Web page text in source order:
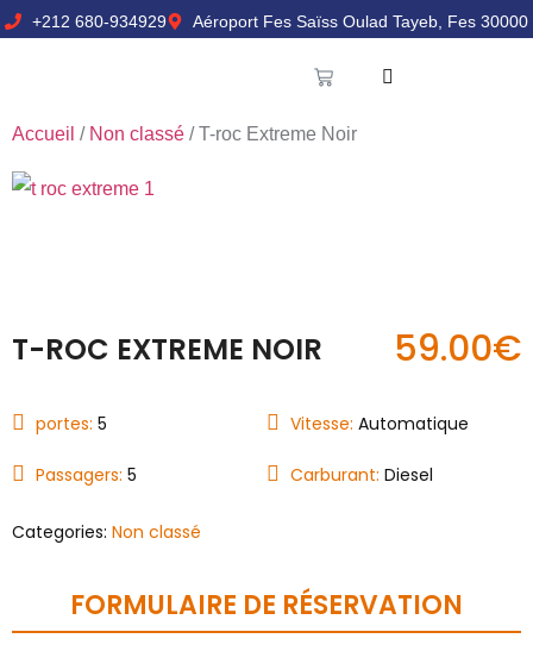
+212 680-934929 Aéroport Fes Saïss Oulad Tayeb, Fes 30000
Accueil / Non classé / T-roc Extreme Noir
T-ROC EXTREME NOIR 59.00€
portes: 5 Vitesse: Automatique
Passagers: 5 Carburant: Diesel
Categories: Non classé
FORMULAIRE DE RÉSERVATION